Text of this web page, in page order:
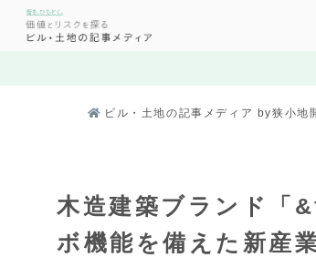
ビル・土地の記事メディア by狭小地
木造建築ブランド「
ボ機能を備えた新産